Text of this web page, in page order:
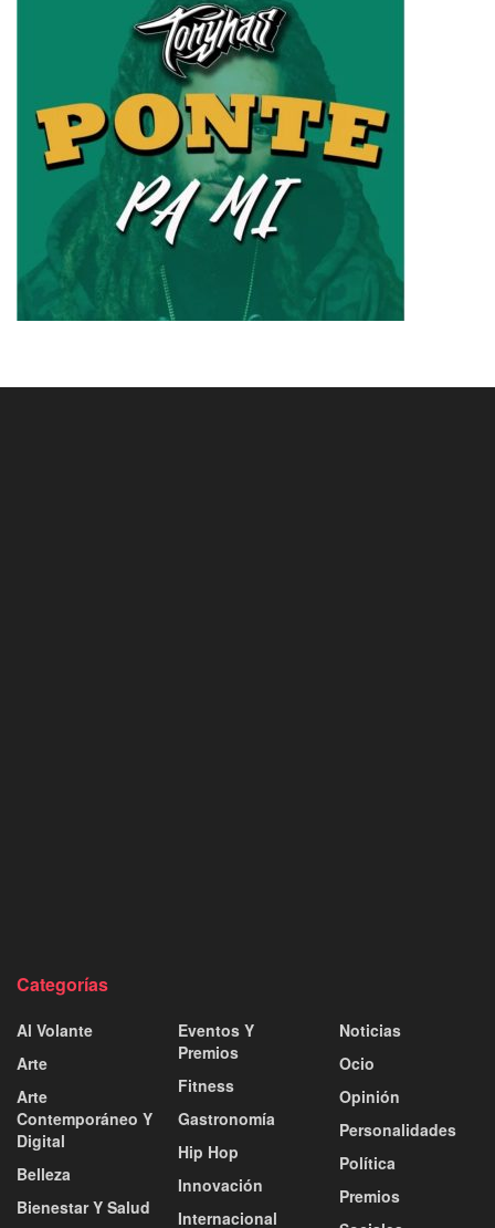
Categorías
Al Volante
Arte
Arte
Contemporáneo Y
Digital
Belleza
Bienestar Y Salud
Eventos Y
Premios
Fitness
Gastronomía
Hip Hop
Innovación
Internacional
Noticias
Ocio
Opinión
Personalidades
Política
Premios